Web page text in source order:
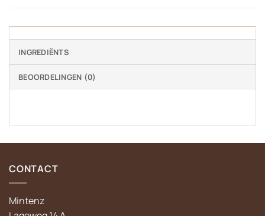
INGREDIËNTS
BEOORDELINGEN (0)
CONTACT
Mintenz